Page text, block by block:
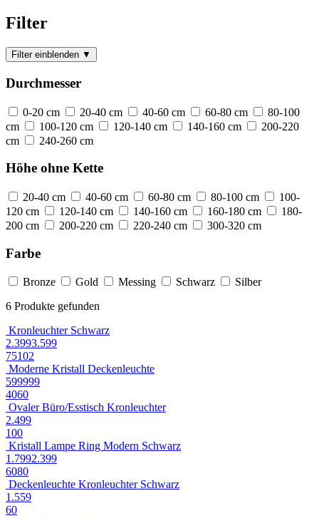
Filter
Filter einblenden ▼
Durchmesser
0-20 cm 20-40 cm 40-60 cm 60-80 cm
80-100
cm
100-120 cm 120-140 cm 140-160 cm
200-220
cm
240-260 cm
Höhe ohne Kette
20-40 cm 40-60 cm 60-80 cm 80-100 cm
100-
120 cm
120-140 cm 140-160 cm 160-180 cm
180-
200 cm
200-220 cm 220-240 cm 300-320 cm
Farbe
Bronze Gold Messing Schwarz
Silber
6 Produkte gefunden
Kronleuchter Schwarz
2.3993.599
75102
Moderne Kristall Deckenleuchte
599999
4060
Ovaler Büro/Esstisch Kronleuchter
2.499
100
Kristall Lampe Ring Modern Schwarz
1.7992.399
6080
Deckenleuchte Kronleuchter Schwarz
1.559
60